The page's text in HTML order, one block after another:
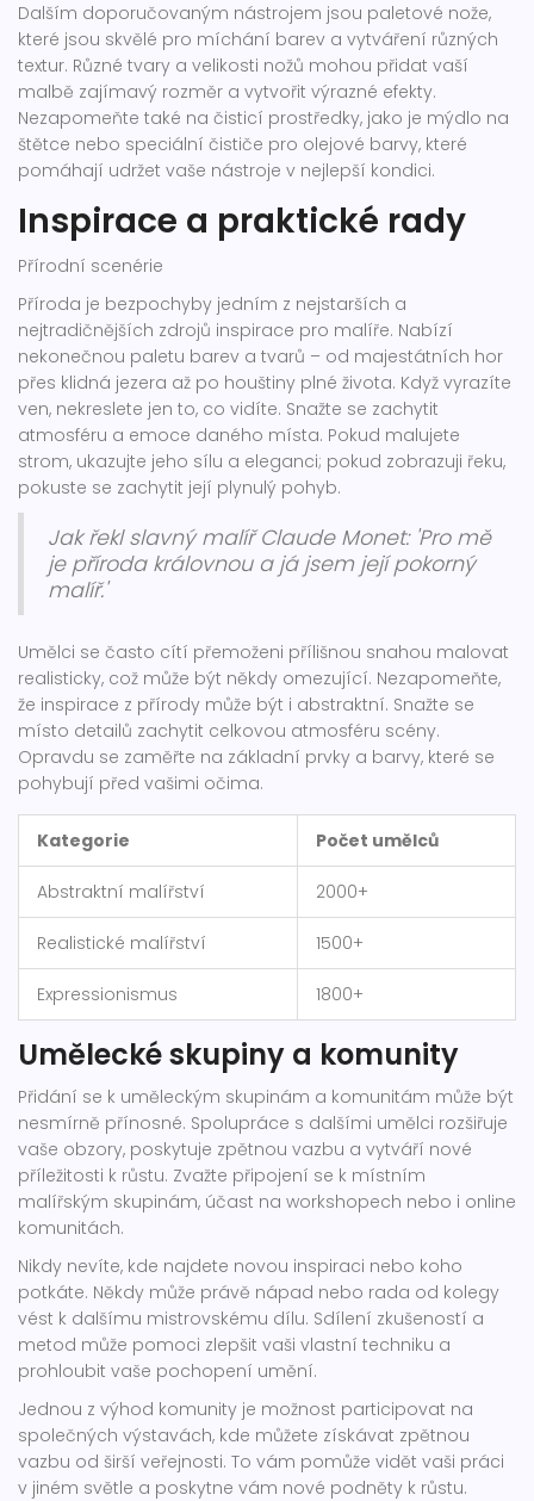
Dalším doporučovaným nástrojem jsou paletové nože,
které jsou skvělé pro míchání barev a vytváření různých
textur. Různé tvary a velikosti nožů mohou přidat vaší
malbě zajímavý rozměr a vytvořit výrazné efekty.
Nezapomeňte také na čisticí prostředky, jako je mýdlo na
štětce nebo speciální čističe pro olejové barvy, které
pomáhají udržet vaše nástroje v nejlepší kondici.
Inspirace a praktické rady
Přírodní scenérie
Příroda je bezpochyby jedním z nejstarších a
nejtradičnějších zdrojů inspirace pro malíře. Nabízí
nekonečnou paletu barev a tvarů – od majestátních hor
přes klidná jezera až po houštiny plné života. Když vyrazíte
ven, nekreslete jen to, co vidíte. Snažte se zachytit
atmosféru a emoce daného místa. Pokud malujete
strom, ukazujte jeho sílu a eleganci; pokud zobrazuji řeku,
pokuste se zachytit její plynulý pohyb.
Jak řekl slavný malíř Claude Monet: 'Pro mě
je příroda královnou a já jsem její pokorný
malíř.'
Umělci se často cítí přemoženi přílišnou snahou malovat
realisticky, což může být někdy omezující. Nezapomeňte,
že inspirace z přírody může být i abstraktní. Snažte se
místo detailů zachytit celkovou atmosféru scény.
Opravdu se zaměřte na základní prvky a barvy, které se
pohybují před vašimi očima.
Kategorie Počet umělců
Abstraktní malířství 2000+
Realistické malířství 1500+
Expressionismus 1800+
Umělecké skupiny a komunity
Přidání se k uměleckým skupinám a komunitám může být
nesmírně přínosné. Spolupráce s dalšími umělci rozšiřuje
vaše obzory, poskytuje zpětnou vazbu a vytváří nové
příležitosti k růstu. Zvažte připojení se k místním
malířským skupinám, účast na workshopech nebo i online
komunitách.
Nikdy nevíte, kde najdete novou inspiraci nebo koho
potkáte. Někdy může právě nápad nebo rada od kolegy
vést k dalšímu mistrovskému dílu. Sdílení zkušeností a
metod může pomoci zlepšit vaši vlastní techniku a
prohloubit vaše pochopení umění.
Jednou z výhod komunity je možnost participovat na
společných výstavách, kde můžete získávat zpětnou
vazbu od širší veřejnosti. To vám pomůže vidět vaši práci
v jiném světle a poskytne vám nové podněty k růstu.